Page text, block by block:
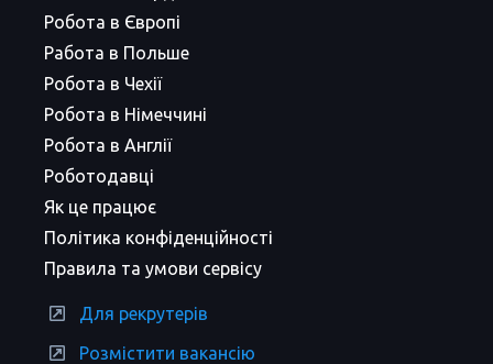
Робота в Європі
Работа в Польше
Робота в Чехії
Робота в Німеччині
Робота в Англії
Роботодавці
Як це працює
Політика конфіденційності
Правила та умови сервісу
Для рекрутерів
Розмістити вакансію